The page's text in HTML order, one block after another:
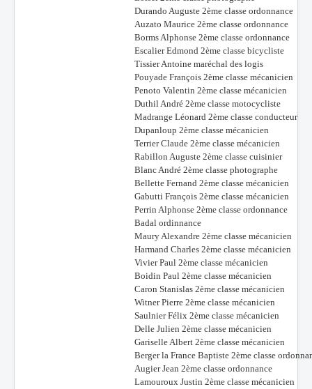
Durando Auguste 2ème classe ordonnance
Auzato Maurice 2ème classe ordonnance
Borms Alphonse 2ème classe ordonnance
Escalier Edmond 2ème classe bicycliste
Tissier Antoine maréchal des logis
Pouyade François 2ème classe mécanicien
Penoto Valentin 2ème classe mécanicien
Duthil André 2ème classe motocycliste
Madrange Léonard 2ème classe conducteur
Dupanloup 2ème classe mécanicien
Terrier Claude 2ème classe mécanicien
Rabillon Auguste 2ème classe cuisinier
Blanc André 2ème classe photographe
Bellette Fernand 2ème classe mécanicien
Gabutti François 2ème classe mécanicien
Perrin Alphonse 2ème classe ordonnance
Badal ordinnance
Maury Alexandre 2ème classe mécanicien
Harmand Charles 2ème classe mécanicien
Vivier Paul 2ème classe mécanicien
Boidin Paul 2ème classe mécanicien
Caron Stanislas 2ème classe mécanicien
Witner Pierre 2ème classe mécanicien
Saulnier Félix 2ème classe mécanicien
Delle Julien 2ème classe mécanicien
Gariselle Albert 2ème classe mécanicien
Berger la France Baptiste 2ème classe
Augier Jean 2ème classe ordonnance
Lamouroux Justin 2ème classe mécanicien